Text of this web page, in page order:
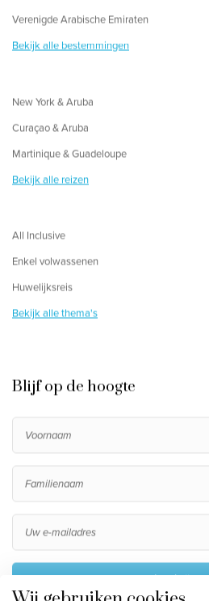
Verenigde Arabische Emiraten
Bekijk alle bestemmingen
New York & Aruba
Curaçao & Aruba
Martinique & Guadeloupe
Bekijk alle reizen
All Inclusive
Enkel volwassenen
Huwelijksreis
Bekijk alle thema's
Blijf op de hoogte
Inschrijven